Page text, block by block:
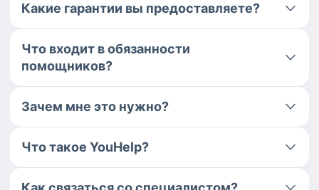
Какие гарантии вы предоставляете?
Что входит в обязанности
помощников?
Зачем мне это нужно?
Что такое YouHelp?